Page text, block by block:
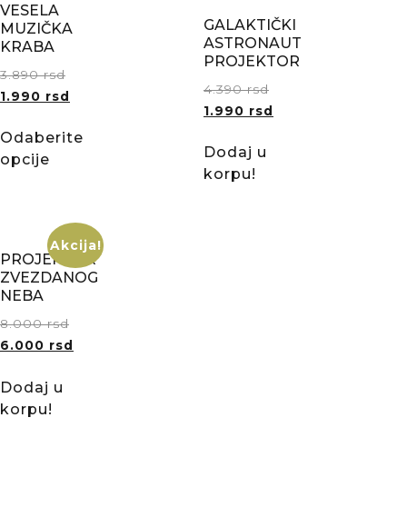
VESELA
MUZIČKA
KRABA
3.890rsd
1.990 rsd
Odaberite
opcije
GALAKTIČKI
ASTRONAUT
PROJEKTOR
4.390rsd
1.990 rsd
Dodaj u
korpu!
Akcija!
PROJEKTOR
ZVEZDANOG
NEBA
8.000rsd
6.000 rsd
Dodaj u
korpu!